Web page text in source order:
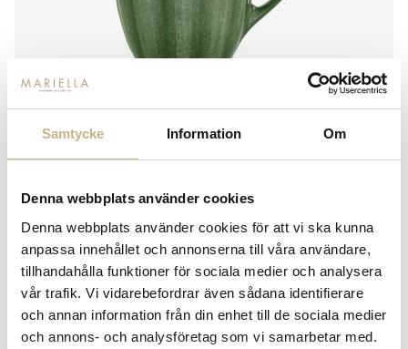
Samtycke Information Om
Denna webbplats använder cookies
Denna webbplats använder cookies för att vi ska kunna
anpassa innehållet och annonserna till våra användare,
tillhandahålla funktioner för sociala medier och analysera
vår trafik. Vi vidarebefordrar även sådana identifierare
och annan information från din enhet till de sociala medier
och annons- och analysföretag som vi samarbetar med.
MATEUS
OYSTER - MUGG I FOREST
GREEN
455 kr